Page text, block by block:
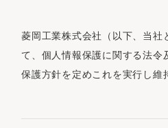
菱岡工業株式会社（以下、当社
て、個人情報保護に関する法
保護方針を定めこれを実行し維